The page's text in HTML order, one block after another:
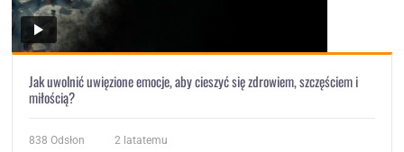
Jak uwolnić uwięzione emocje, aby cieszyć się zdrowiem, szczęściem i
miłością?
838 Odsłon 2 latatemu